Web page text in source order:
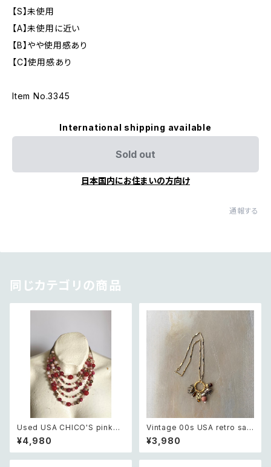
【S】未使用
【A】未使用に近い
【B】やや使用感あり
【C】使用感あり
Item No.3345
International shipping available
Sold out
日本国内にお住まいの方向け
通報する
同じカテゴリの商品
Used USA CHICO'S pink×
white beads necklace レト
ロ アメリカ ユーズド アクセサリ
ー チコス ピンク×ホワイト ビー
¥4,980
Vintage 00s USA retro saf
ari design elephant swing
charm necklace レトロ アメ
リカ ヴィンテージ アクセサリー
¥3,980